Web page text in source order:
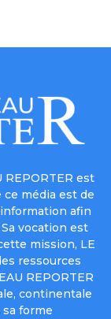
REPORTER est
ce média est de
afin
vocation est
mission, LE
ressources
REPORTER
continentale
forme